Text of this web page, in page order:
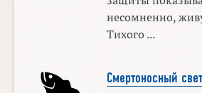
несомненно,
Тихого ...
Смертоносный свет